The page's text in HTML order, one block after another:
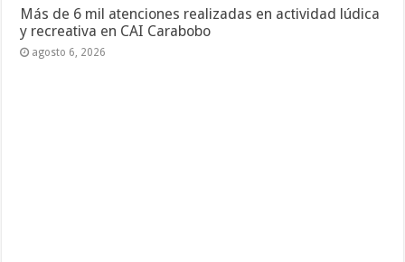
Más de 6 mil atenciones realizadas en actividad lúdica
y recreativa en CAI Carabobo
agosto 6, 2026